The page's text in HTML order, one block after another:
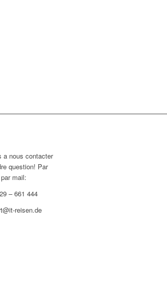
a nous contacter
question! Par
mail:
– 661 444
reisen.de